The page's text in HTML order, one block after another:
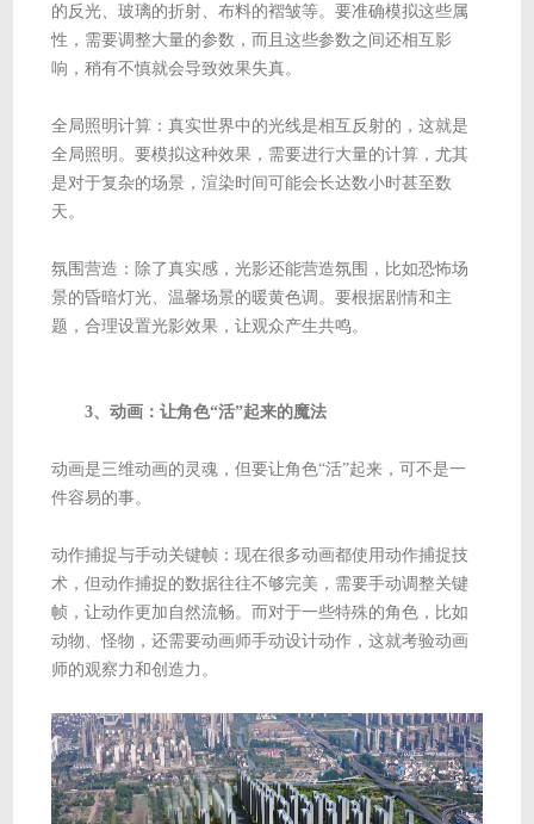
的反光、玻璃的折射、布料的褶皱等。要准确模拟这些属
性，需要调整大量的参数，而且这些参数之间还相互影
响，稍有不慎就会导致效果失真。
全局照明计算：真实世界中的光线是相互反射的，这就是
全局照明。要模拟这种效果，需要进行大量的计算，尤其
是对于复杂的场景，渲染时间可能会长达数小时甚至数
天。
氛围营造：除了真实感，光影还能营造氛围，比如恐怖场
景的昏暗灯光、温馨场景的暖黄色调。要根据剧情和主
题，合理设置光影效果，让观众产生共鸣。
3、动画：让角色“活”起来的魔法
动画是三维动画的灵魂，但要让角色“活”起来，可不是一
件容易的事。
动作捕捉与手动关键帧：现在很多动画都使用动作捕捉技
术，但动作捕捉的数据往往不够完美，需要手动调整关键
帧，让动作更加自然流畅。而对于一些特殊的角色，比如
动物、怪物，还需要动画师手动设计动作，这就考验动画
师的观察力和创造力。